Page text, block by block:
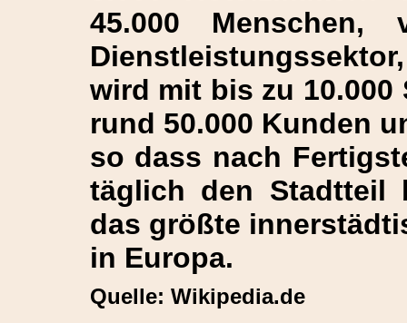
45.000
wird mit bis zu
rund 50.000 Kunden
so dass nach
täglich den Stadtteil
das größte
in Europa.
Quelle: Wikipedia.de